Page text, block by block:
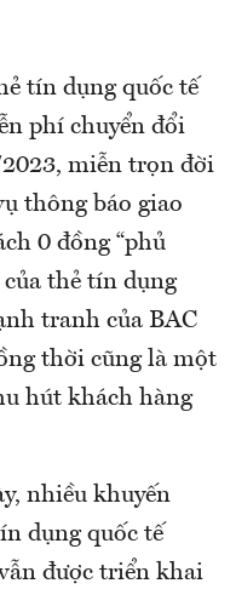
tín dụng quốc tế
phí chuyển đổi
miễn trọn đời
thông báo giao
0 đồng “phủ
thẻ tín dụng
tranh của BAC
thời cũng là một
hút khách hàng
nhiều khuyến
dụng quốc tế
được triển khai